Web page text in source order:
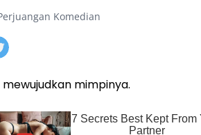
Komedian
mimpinya.